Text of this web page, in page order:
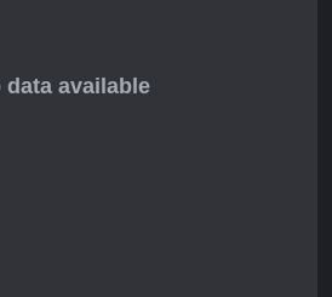
- samotnie lub z drugą osobą. Tryb